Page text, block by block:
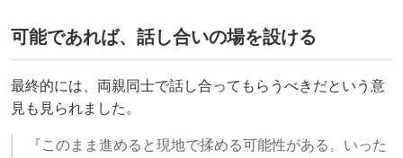
可能であれば、話し合いの場を設ける
最終的には、両親同士で話し合ってもらうべきだという意
見も見られました。
『このまま進めると現地で揉める可能性がある。いった